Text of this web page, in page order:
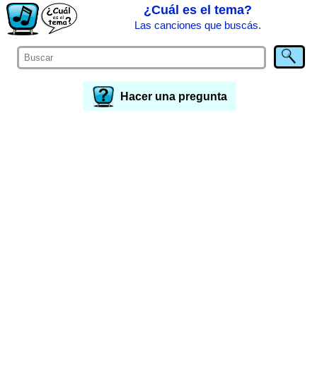
¿Cuál es el tema?
Las canciones que buscás.
Hacer una pregunta